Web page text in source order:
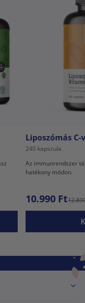
Liposzómás
240 kapszula
Az immunrendszer
hatékony módon.
10.990 Ft